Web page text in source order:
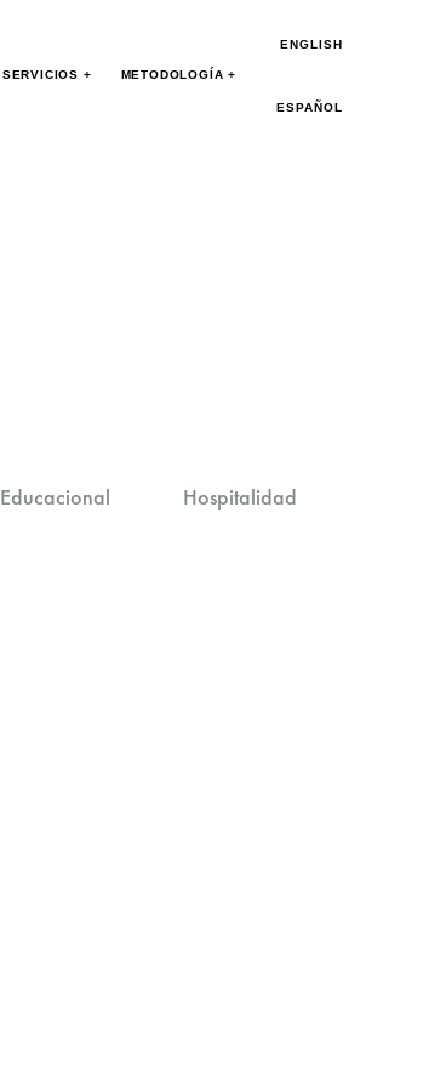
SERVICIOS + METODOLOGÍA +
ENGLISH
ESPAÑOL
Educacional
Hospitalidad